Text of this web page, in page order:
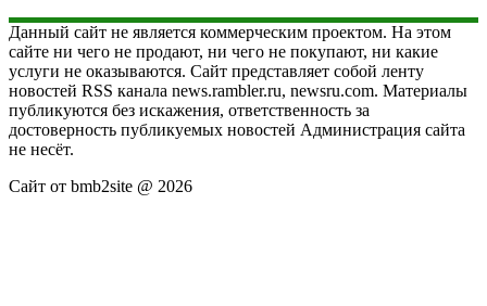
Данный сайт не является коммерческим проектом. На этом
сайте ни чего не продают, ни чего не покупают, ни какие
услуги не оказываются. Сайт представляет собой ленту
новостей RSS канала news.rambler.ru, newsru.com. Материалы
публикуются без искажения, ответственность за
достоверность публикуемых новостей Администрация сайта
не несёт.
Сайт от bmb2site @ 2026